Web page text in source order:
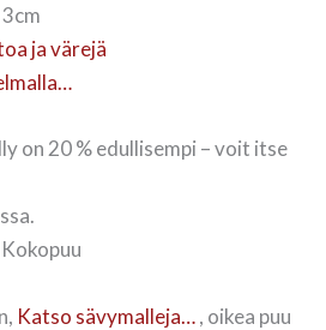
ja värejä
on 20 % edullisempi – voit itse
Katso sävymalleja…, oikea puu